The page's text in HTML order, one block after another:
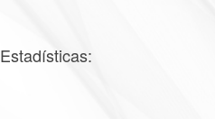
Estadísticas: